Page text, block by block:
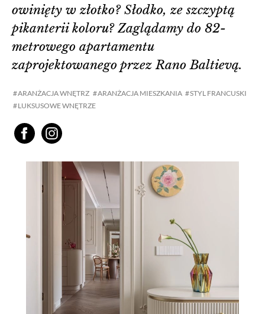
ARANŻACJA WNĘTRZ ARANŻACJA MIESZKANIA
STYL FRANCUSKI
LUKSUSOWE WNĘTRZE
owinięty w złotko? Słodko, ze szczyptą
pikanterii koloru? Zaglądamy do 82-
metrowego apartamentu
zaprojektowanego przez Rano Baltievą.